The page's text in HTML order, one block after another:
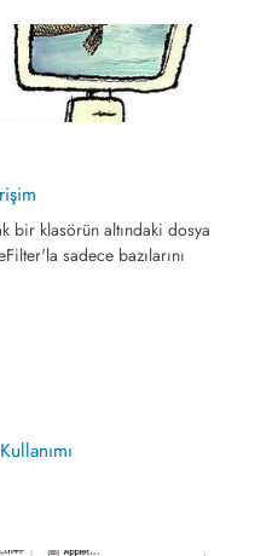
bir klasörün altındaki dosya
sadece bazılarını